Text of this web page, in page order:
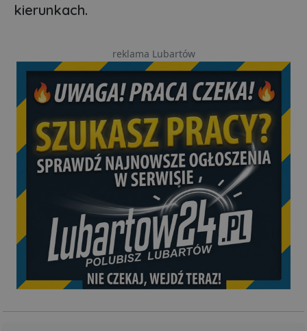
kierunkach.
reklama Lubartów